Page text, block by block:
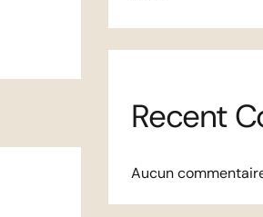
Recent
Aucun